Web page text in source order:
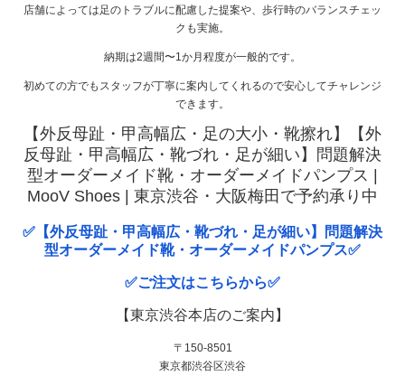
店舗によっては足のトラブルに配慮した提案や、歩行時のバランスチェッ
クも実施。
納期は2週間〜1か月程度が一般的です。
初めての方でもスタッフが丁寧に案内してくれるので安心してチャレンジ
できます。
【外反母趾・甲高幅広・足の大小・靴擦れ】【外
反母趾・甲高幅広・靴づれ・足が細い】問題解決
型オーダーメイド靴・オーダーメイドパンプス |
MooV Shoes | 東京渋谷・大阪梅田で予約承り中
✅【外反母趾・甲高幅広・靴づれ・足が細い】問題解決
型オーダーメイド靴・オーダーメイドパンプス✅
✅ご注文はこちらから✅
【東京渋谷本店のご案内】
〒150-8501
東京都渋谷区渋谷